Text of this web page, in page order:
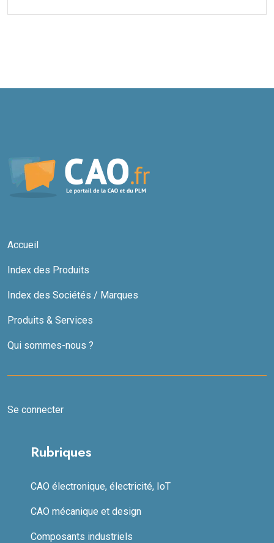
Accueil
Index des Produits
Index des Sociétés / Marques
Produits & Services
Qui sommes-nous ?
Se connecter
Rubriques
CAO électronique, électricité, IoT
CAO mécanique et design
Composants industriels